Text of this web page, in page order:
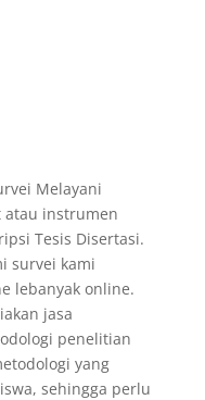
Melayani
atau instrumen
Tesis Disertasi.
survei kami
lebanyak online.
jasa
penelitian
yang
sehingga perlu